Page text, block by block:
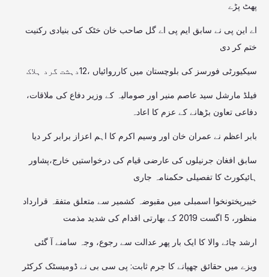
پھٹ پڑے
اے این پی نے سابق ایم پی اے گل صاحب خان خٹک کی بنیادی رکنیت
ختم کر دی
سیکیورٹی فورسز کی بلوچستان میں کارروائیاں ،12دہشت گرد ہلاک
فیلڈ مارشل سید عاصم منیر اور صومالیہ کے وزیر دفاع کی ملاقات،
دفاعی تعاون بڑھانے کے عزم کا اعادہ
بابر اعظم نے عمران خان اور وسیم اکرم کا اہم اعزاز برابر کر دیا
سابق افغان جرنیلوں کی عارضی قیام کی درخواستیں خارج،پشاور
ہائیکورٹ کا تفصیلی حکمنامہ جاری
خیبرپختونخوا اسمبلی میں مقبوضہ کشمیر سے متعلق متفقہ قرارداد
منظور، 5 اگست 2019 کے بھارتی اقدام کی شدید مذمت
ارشد چائے والا کا ایک بار پھر عدالت سے رجوع، وجہ سامنے آ گئی
ویزے میں حقائق چھپانے کا جرم ثابت: پی سی بی نے ڈومیسٹک کرکٹر